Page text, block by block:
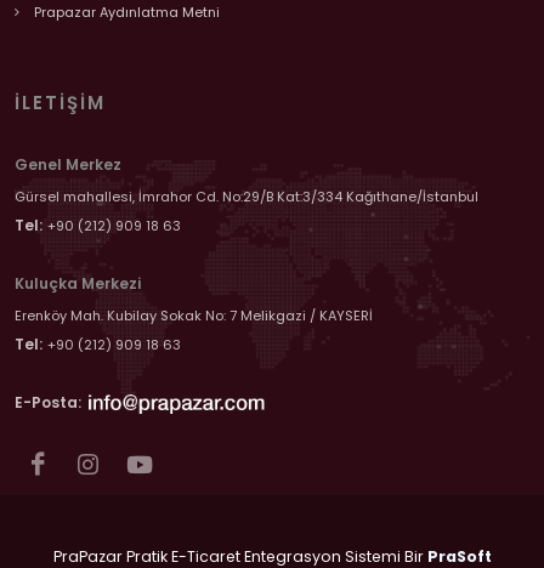
Prapazar Aydınlatma Metni
İLETIŞIM
Genel Merkez
Gürsel mahallesi, İmrahor Cd. No:29/B Kat:3/334 Kağıthane/İstanbul
Tel: +90 (212) 909 18 63
Kuluçka Merkezi
Erenköy Mah. Kubilay Sokak No: 7 Melikgazi / KAYSERİ
Tel: +90 (212) 909 18 63
E-Posta:
PraPazar Pratik E-Ticaret Entegrasyon Sistemi Bir PraSoft